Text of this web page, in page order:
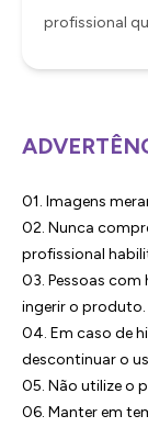
profissional
01. Imagens
02. Nunca
profissional
03. Pessoas com
ingerir o produto.
04. Em caso de
descontinuar o
05. Não utilize o
06. Manter em